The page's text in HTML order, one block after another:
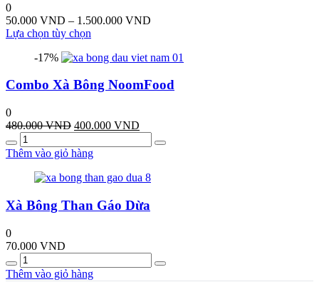
0
50.000 VND – 1.500.000 VND
50.000 VND
1.500.000 VND
Lựa chọn tùy chọn
này
nhiều
Các
tùy
chọn
có
thể
được
chọn
trên
phẩm
-17%
Combo Xà Bông NoomFood
0
480.000VND Giá
là:
480.000 VND.
400.000 VND
tại
400.000 VND.
Quantity
Thêm vào giỏ hàng
Xà Bông Than Gáo Dừa
0
70.000 VND
Quantity
Thêm vào giỏ hàng